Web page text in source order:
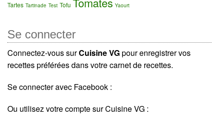
Tartes Tartinade Test Tofu Yaourt
Se connecter
Connectez-vous surCuisine VGpour enregistrer vos
recettes préférées dans votre carnet de recettes.
Se connecter avec Facebook :
Ou utilisez votre compte sur Cuisine VG :